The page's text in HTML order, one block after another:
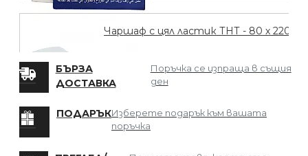
Чаршаф с цял ластик ТНТ - 80 х 220
БЪРЗА
ДОСТАВКА
Поръчка се изпраща в същия
ден
ПОДАРЪКИзберете подарък към вашата
поръчка